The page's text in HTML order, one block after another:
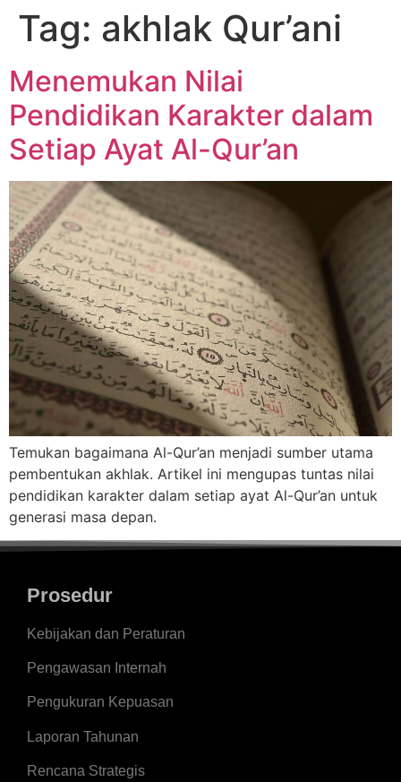
Tag: akhlak Qur’ani
Menemukan Nilai
Pendidikan Karakter dalam
Setiap Ayat Al-Qur’an
Temukan bagaimana Al-Qur’an menjadi sumber utama
pembentukan akhlak. Artikel ini mengupas tuntas nilai
pendidikan karakter dalam setiap ayat Al-Qur’an untuk
generasi masa depan.
Prosedur
Kebijakan dan Peraturan
Pengawasan Internah
Pengukuran Kepuasan
Laporan Tahunan
Rencana Strategis